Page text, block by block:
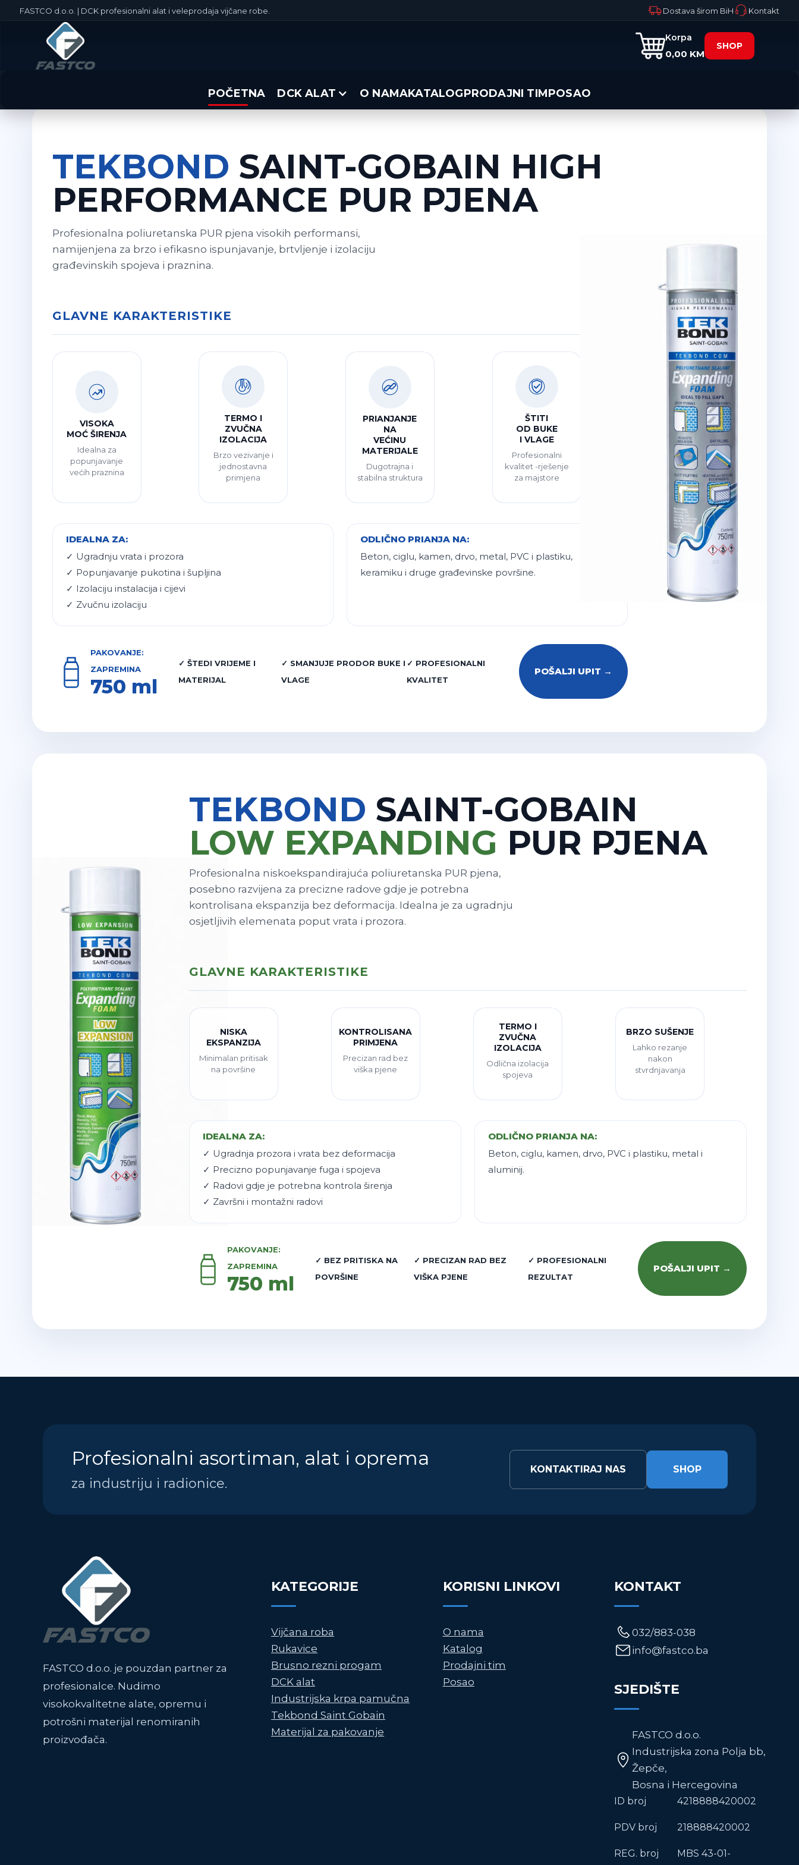
FASTCO d.o.o. | DCK profesionalni alat i veleprodaja vijčane robe. Dostava širom BiH Kontakt
Korpa
0,00 KM
SHOP
POČETNA DCK ALAT O NAMAKATALOGPRODAJNI TIMPOSAO
TEKBOND SAINT-GOBAIN HIGH
PERFORMANCE PUR PJENA
Profesionalna poliuretanska PUR pjena visokih performansi,
namijenjena za brzo i efikasno ispunjavanje, brtvljenje i izolaciju
građevinskih spojeva i praznina.
GLAVNE KARAKTERISTIKE
VISOKA
MOĆ ŠIRENJA
Idealna za
popunjavanje
većih praznina
TERMO I
ZVUČNA
IZOLACIJA
Brzo vezivanje i
jednostavna
primjena
PRIANJANJE
NA
VEĆINU
MATERIJALE
Dugotrajna i
stabilna struktura
ŠTITI
OD BUKE
I VLAGE
Profesionalni
kvalitet -rješenje
za majstore
IDEALNA ZA:
✓ Ugradnju vrata i prozora
✓ Popunjavanje pukotina i šupljina
✓ Izolaciju instalacija i cijevi
✓ Zvučnu izolaciju
ODLIČNO PRIANJA NA:
Beton, ciglu, kamen, drvo, metal, PVC i plastiku,
keramiku i druge građevinske površine.
PAKOVANJE:
ZAPREMINA
750 ml
✓ ŠTEDI VRIJEME I
MATERIJAL
✓ SMANJUJE PRODOR BUKE I
VLAGE
✓ PROFESIONALNI
KVALITET
POŠALJI UPIT →
TEKBOND SAINT-GOBAIN
LOW EXPANDING PUR PJENA
Profesionalna niskoekspandirajuća poliuretanska PUR pjena,
posebno razvijena za precizne radove gdje je potrebna
kontrolisana ekspanzija bez deformacija. Idealna je za ugradnju
osjetljivih elemenata poput vrata i prozora.
GLAVNE KARAKTERISTIKE
NISKA
EKSPANZIJA
Minimalan pritisak
na površine
KONTROLISANA
PRIMJENA
Precizan rad bez
viška pjene
TERMO I
ZVUČNA
IZOLACIJA
Odlična izolacija
spojeva
BRZO SUŠENJE
Lahko rezanje
nakon
stvrdnjavanja
IDEALNA ZA:
✓ Ugradnja prozora i vrata bez deformacija
✓ Precizno popunjavanje fuga i spojeva
✓ Radovi gdje je potrebna kontrola širenja
✓ Završni i montažni radovi
ODLIČNO PRIANJA NA:
Beton, ciglu, kamen, drvo, PVC i plastiku, metal i
aluminij.
PAKOVANJE:
ZAPREMINA
750 ml
✓ BEZ PRITISKA NA
POVRŠINE
✓ PRECIZAN RAD BEZ
VIŠKA PJENE
✓ PROFESIONALNI
REZULTAT
POŠALJI UPIT →
Profesionalni asortiman, alat i oprema
za industriju i radionice.
KONTAKTIRAJ NAS SHOP
FASTCO d.o.o. je pouzdan partner za
profesionalce. Nudimo
visokokvalitetne alate, opremu i
potrošni materijal renomiranih
proizvođača.
KATEGORIJE
Vijčana roba
Rukavice
Brusno rezni progam
DCK alat
Industrijska krpa pamučna
Tekbond Saint Gobain
Materijal za pakovanje
KORISNI LINKOVI
O nama
Katalog
Prodajni tim
Posao
KONTAKT
032/883-038
info@fastco.ba
SJEDIŠTE
FASTCO d.o.o.
Industrijska zona Polja bb,
Žepče,
Bosna i Hercegovina
ID broj 4218888420002
PDV broj 218888420002
REG. broj
MBS 43-01-